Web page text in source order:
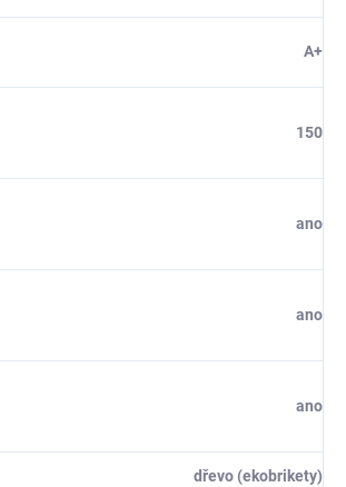
A+
150
ano
ano
ano
dřevo (ekobrikety)